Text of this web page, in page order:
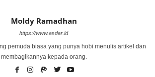
Moldy Ramadhan
https://www.asdar.id
pemuda biasa yang punya hobi menulis artikel dan
membagikannya kepada orang.